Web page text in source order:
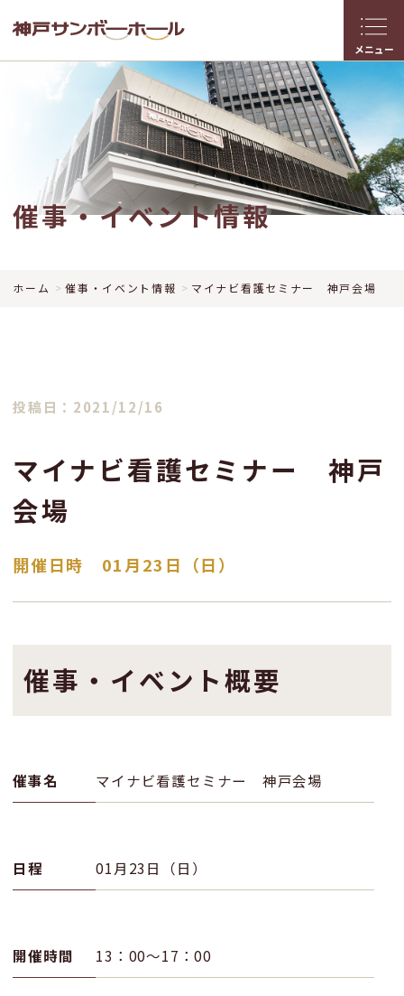
メニュー
催事・イベント情報
ホーム 催事・イベント情報 マイナビ看護セミナー 神戸会場
マイナビ看護セミナー 神戸
会場
投稿日：2021/12/16
開催日時 01月23日（日）
催事・イベント概要
催事名 マイナビ看護セミナー 神戸会場
日程 01月23日（日）
開催時間 13：00～17：00